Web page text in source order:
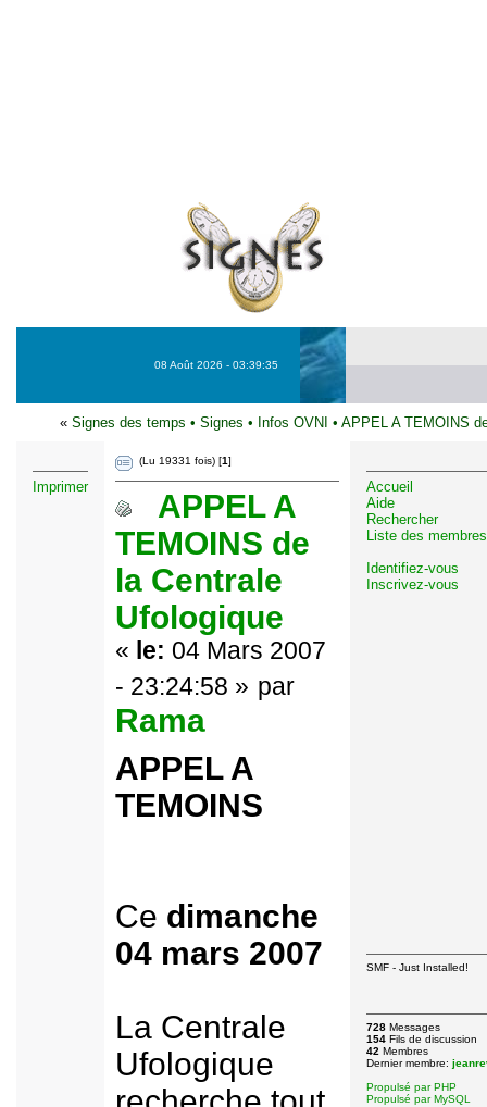
08 Août 2026 - 03:39:35
« Signes des temps • Signes • Infos OVNI • APPEL A TEMOINS
Imprimer
(Lu 19331 fois) [1]
APPEL A
TEMOINS de
la Centrale
Ufologique
« le: 04 Mars 2007
- 23:24:58 » par
Rama
APPEL A
TEMOINS
Ce dimanche
04 mars 2007
La Centrale
Ufologique
Accueil
Aide
Rechercher
Liste des membres
Identifiez-vous
Inscrivez-vous
SMF - Just Installed!
728 Messages
154 Fils de discussion
42 Membres
Dernier membre:
Propulsé par PHP
Propulsé par MySQL